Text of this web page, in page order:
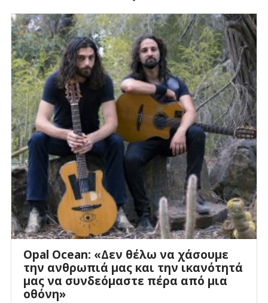
Opal Ocean: «Δεν θέλω να χάσουμε
την ανθρωπιά μας και την ικανότητά
μας να συνδεόμαστε πέρα από μια
οθόνη»